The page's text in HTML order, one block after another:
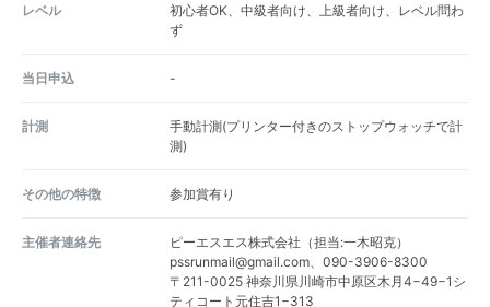
レベル
初心者OK、中級者向け、上級者向け、レベル問わ
ず
当日申込 -
計測
手動計測(プリンター付きのストップウォッチで計
測)
その他の特徴 参加賞有り
主催者連絡先
ピーエスエス株式会社（担当:一木昭克）
pssrunmail@gmail.com、090-3906-8300
〒211-0025 神奈川県川崎市中原区木月4−49−1シ
ティコート元住吉1−313